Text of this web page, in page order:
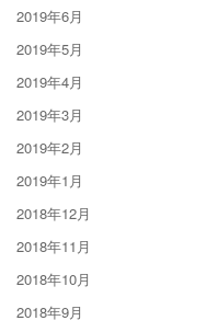
2019年6月
2019年5月
2019年4月
2019年3月
2019年2月
2019年1月
2018年12月
2018年11月
2018年10月
2018年9月